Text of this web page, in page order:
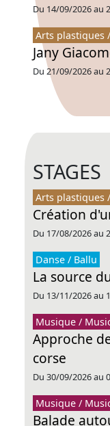
Du 14/09/2026 au
Arts plastiques
Jany
Du 21/09/2026 au
STAGES
Arts plastiques
Création
Du 17/08/2026 au
Danse / Ballu
La source
Du 13/11/2026 au
Musique /
Approche
corse
Du 30/09/2026 au
Musique /
Balade